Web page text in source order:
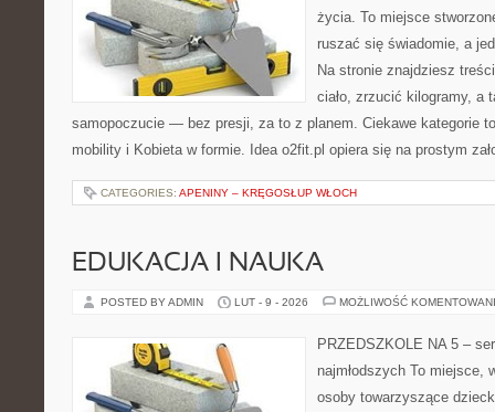
życia. To miejsce
ruszać się świadomie, a
Na stronie znajdziesz
ciało, zrzucić kilogramy, a
samopoczucie — bez presji, za to z planem. Ciekawe kategorie
mobility i Kobieta w formie. Idea o2fit.pl opiera się na prostym
CATEGORIES: APENINY – KRĘGOSŁUP WŁOCH
EDUKACJA I NAUKA
POSTED BY ADMIN LUT - 9 - 2026 MOŻLIWOŚĆ
PRZEDSZKOLE NA 5 –
najmłodszych To miejsce,
osoby towarzyszące